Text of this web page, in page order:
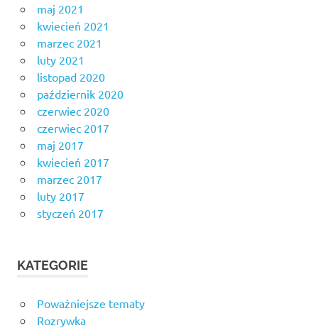
maj 2021
kwiecień 2021
marzec 2021
luty 2021
listopad 2020
październik 2020
czerwiec 2020
czerwiec 2017
maj 2017
kwiecień 2017
marzec 2017
luty 2017
styczeń 2017
KATEGORIE
Poważniejsze tematy
Rozrywka